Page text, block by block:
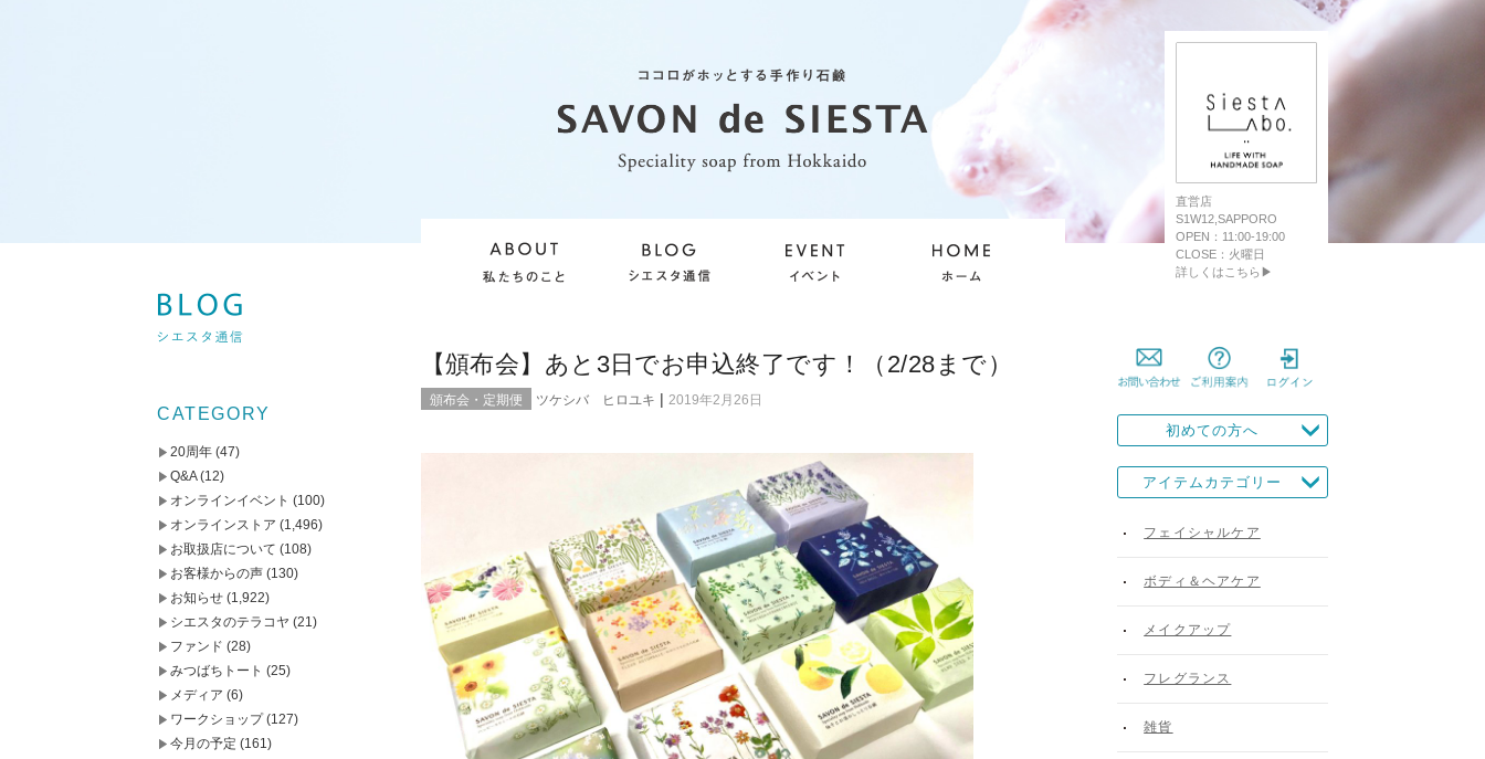
直営店
S1W12,SAPPORO
OPEN：11:00-19:00
CLOSE：火曜日
詳しくはこちら▶
【頒布会】あと3日でお申込終了です！（2/28まで）
頒布会・定期便 ツケシバ ヒロユキ | 2019年2月26日
CATEGORY
20周年 (47)
Q&A(12)
オンラインイベント (100)
オンラインストア (1,496)
お取扱店について (108)
お客様からの声 (130)
お知らせ (1,922)
シエスタのテラコヤ (21)
ファンド (28)
みつばちトート (25)
メディア (6)
ワークショップ(127)
今月の予定 (161)
初めての方へ
アイテムカテゴリー
フェイシャルケア
ボディ＆ヘアケア
メイクアップ
フレグランス
雑貨